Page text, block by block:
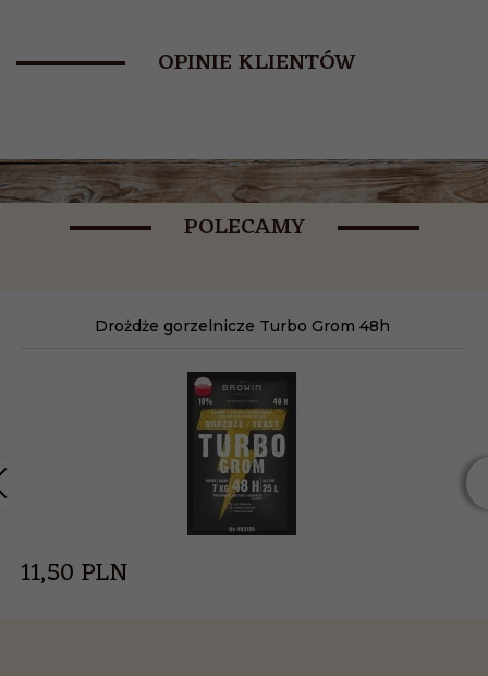
OPINIE KLIENTÓW
POLECAMY
Drożdże gorzelnicze Turbo Grom 48h
11,50PLN